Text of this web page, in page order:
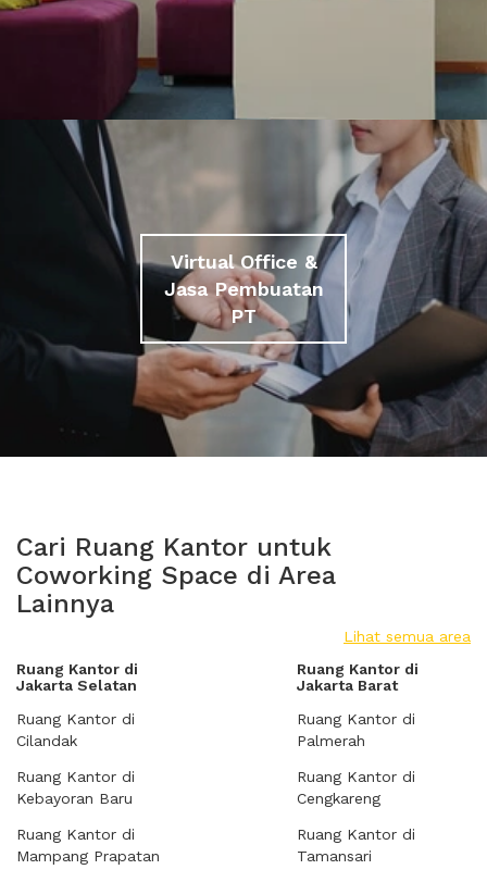
Virtual Office &
Jasa Pembuatan
PT
Cari Ruang Kantor untuk
Coworking Space di Area
Lainnya
Lihat semua area
Ruang Kantor di
Jakarta Selatan
Ruang Kantor di
Cilandak
Ruang Kantor di
Kebayoran Baru
Ruang Kantor di
Mampang Prapatan
Ruang Kantor di
Jakarta Barat
Ruang Kantor di
Palmerah
Ruang Kantor di
Cengkareng
Ruang Kantor di
Tamansari